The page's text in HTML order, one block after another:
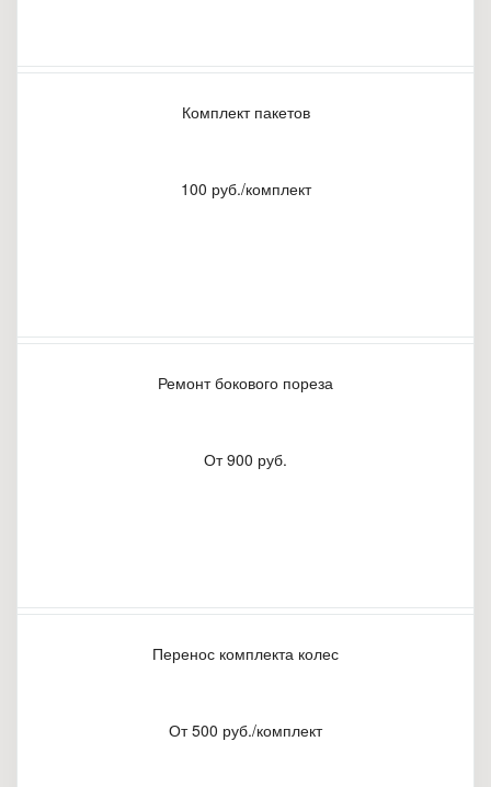
Комплект пакетов
100 руб./комплект
Ремонт бокового пореза
От 900 руб.
Перенос комплекта колес
От 500 руб./комплект